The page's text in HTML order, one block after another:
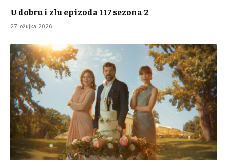
U dobru i zlu epizoda 117 sezona 2
27. ožujka 2026.